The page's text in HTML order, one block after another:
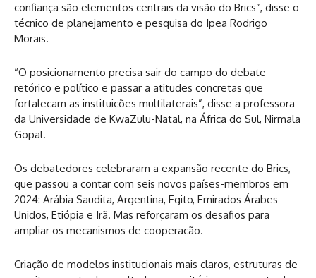
confiança são elementos centrais da visão do Brics”, disse o
técnico de planejamento e pesquisa do Ipea Rodrigo
Morais.
“O posicionamento precisa sair do campo do debate
retórico e político e passar a atitudes concretas que
fortaleçam as instituições multilaterais”, disse a professora
da Universidade de KwaZulu-Natal, na África do Sul, Nirmala
Gopal.
Os debatedores celebraram a expansão recente do Brics,
que passou a contar com seis novos países-membros em
2024: Arábia Saudita, Argentina, Egito, Emirados Árabes
Unidos, Etiópia e Irã. Mas reforçaram os desafios para
ampliar os mecanismos de cooperação.
Criação de modelos institucionais mais claros, estruturas de